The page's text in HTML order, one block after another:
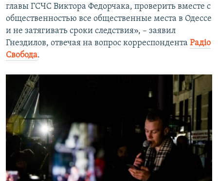
главы ГСЧС Виктора Федорчака, проверить вместе с
общественностью все общественные места в Одессе
и не затягивать сроки следствия», – заявил
Гнездилов, отвечая на вопрос корреспондента Радіо
Cвобода.